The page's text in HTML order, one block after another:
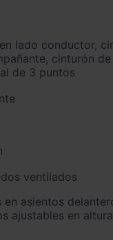
cinturón de
de 3 puntos
ventilados
ajustables en altura